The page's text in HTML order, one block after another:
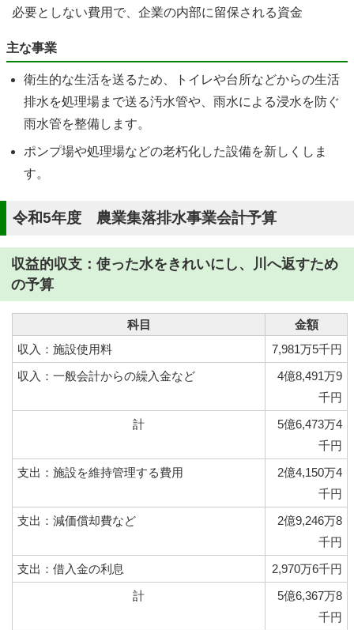
必要としない費用で、企業の内部に留保される資金
主な事業
衛生的な生活を送るため、トイレや台所などからの生活
排水を処理場まで送る汚水管や、雨水による浸水を防ぐ
雨水管を整備します。
ポンプ場や処理場などの老朽化した設備を新しくしま
す。
令和5年度 農業集落排水事業会計予算
収益的収支：使った水をきれいにし、川へ返すため
の予算
科目
金額
収入：施設使用料
7,981万5千円
収入：一般会計からの繰入金など
4億8,491万9
千円
計
5億6,473万4
千円
支出：施設を維持管理する費用
2億4,150万4
千円
支出：減価償却費など
2億9,246万8
千円
支出：借入金の利息
2,970万6千円
計
5億6,367万8
千円